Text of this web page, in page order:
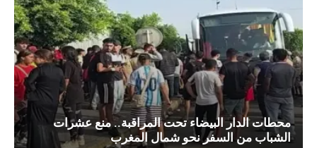
محطات الدار البيضاء تحت المراقبة.. منع عشرات
الشباب من السفر نحو شمال المغرب